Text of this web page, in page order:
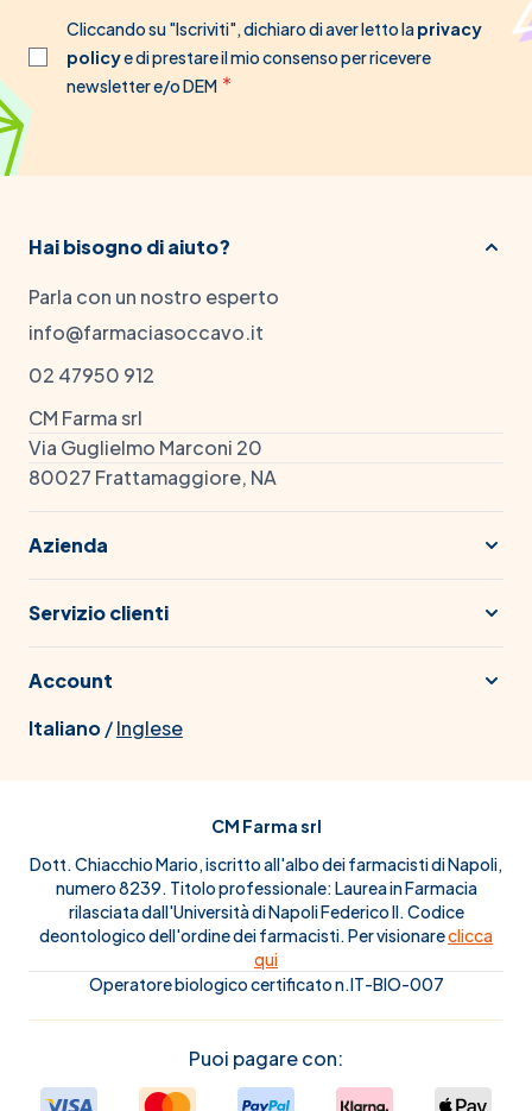
Cliccando su "Iscriviti", dichiaro di aver letto laprivacy
policye di prestare il mio consenso per ricevere
newsletter e/o DEM
Hai bisogno di aiuto?
Parla con un nostro esperto
info@farmaciasoccavo.it
02 47950 912
CM Farma srl
Via Guglielmo Marconi 20
80027 Frattamaggiore, NA
Azienda
Servizio clienti
Account
Italiano/Inglese
CM Farma srl
Dott. Chiacchio Mario, iscritto all'albo dei farmacisti di Napoli,
numero 8239. Titolo professionale: Laurea in Farmacia
rilasciata dall'Università di Napoli Federico II. Codice
deontologico dell'ordine dei farmacisti. Per visionareclicca
qui
Operatore biologico certificato n.IT-BIO-007
Puoi pagare con: